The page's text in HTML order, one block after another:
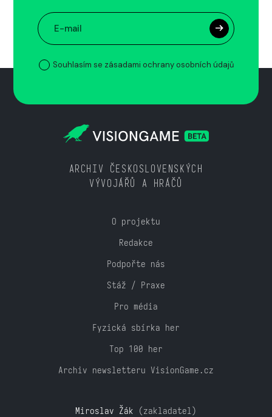
Souhlasím se zásadami ochrany osobních údajů
ARCHIV ČESKOSLOVENSKÝCH
VÝVOJÁŘŮ A HRÁČŮ
O projektu
Redakce
Podpořte nás
Stáž / Praxe
Pro média
Fyzická sbírka her
Top 100 her
Archiv newsletteru VisionGame.cz
Miroslav Žák (zakladatel)